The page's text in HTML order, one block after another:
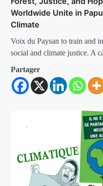
Worldwide Unite in
Climate
Voix du Paysan to train and
social and climate justice. A
Partager